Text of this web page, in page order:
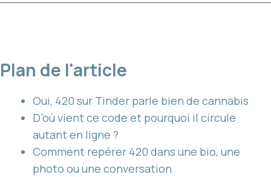
Plan de l'article
Oui, 420 sur Tinder parle bien de cannabis
D’où vient ce code et pourquoi il circule
autant en ligne ?
Comment repérer 420 dans une bio, une
photo ou une conversation